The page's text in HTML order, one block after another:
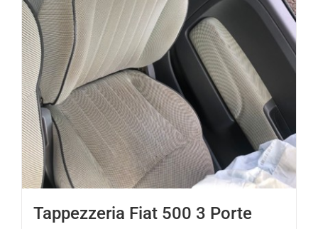
Tappezzeria Fiat 500 3 Porte